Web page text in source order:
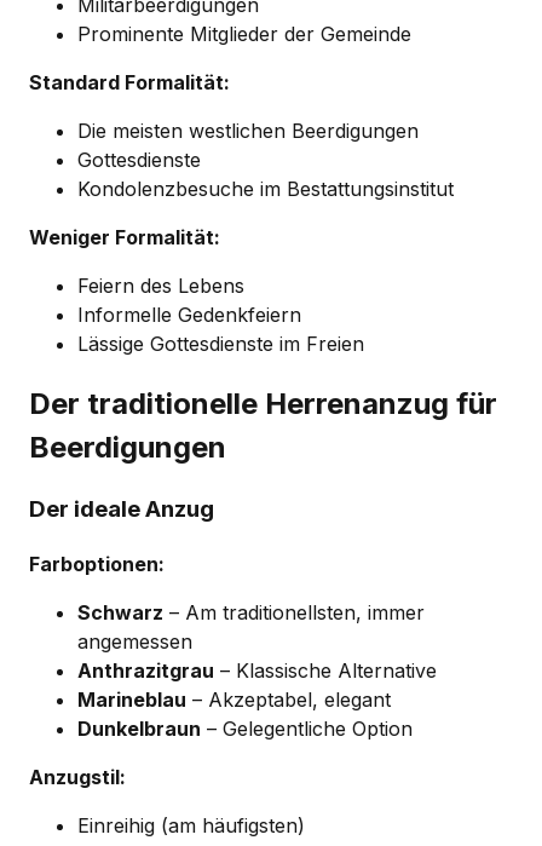
Prominente Mitglieder der Gemeinde
Standard Formalität:
Die meisten westlichen Beerdigungen
Gottesdienste
Kondolenzbesuche im Bestattungsinstitut
Weniger Formalität:
Feiern des Lebens
Informelle Gedenkfeiern
Lässige Gottesdienste im Freien
Der traditionelle Herrenanzug für
Beerdigungen
Der ideale Anzug
Farboptionen:
Schwarz – Am traditionellsten, immer
angemessen
Anthrazitgrau – Klassische Alternative
Marineblau – Akzeptabel, elegant
Dunkelbraun – Gelegentliche Option
Anzugstil:
Einreihig (am häufigsten)